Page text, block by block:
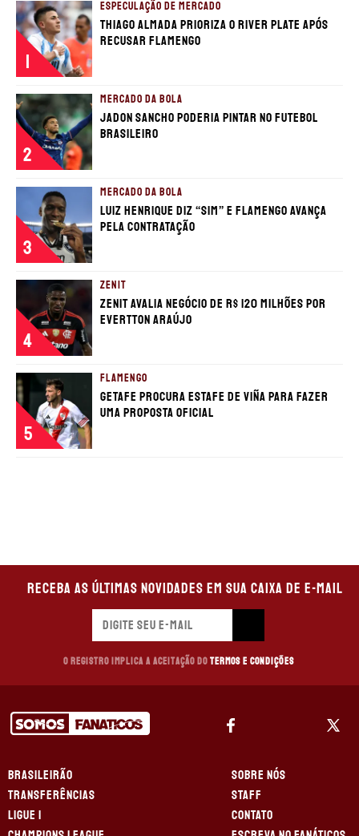
1
ESPECULAÇÃO DE MERCADO
Thiago Almada prioriza o River Plate após
recusar Flamengo
2
MERCADO DA BOLA
Jadon Sancho poderia pintar no futebol
brasileiro
3
MERCADO DA BOLA
Luiz Henrique diz “sim” e Flamengo avança
pela contratação
4
ZENIT
Zenit avalia negócio de R$ 120 milhões por
Evertton Araújo
5
FLAMENGO
Getafe procura estafe de Viña para fazer
uma proposta oficial
Receba as últimas novidades em sua caixa de e-mail
O registro implica a aceitação do Termos e Condições
BRASILEIRÃO
TRANSFERÊNCIAS
LIGUE 1
SOBRE NÓS
STAFF
CONTATO